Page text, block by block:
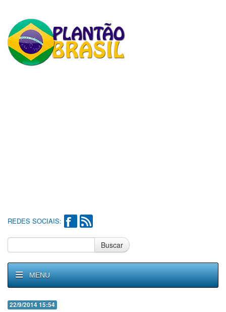
REDES SOCIAIS:
Buscar
MENU
22/9/2014 15:54